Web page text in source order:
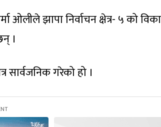
ओलीले झापा निर्वाचन क्षेत्र- ५ को
।
सार्वजनिक गरेको हो ।